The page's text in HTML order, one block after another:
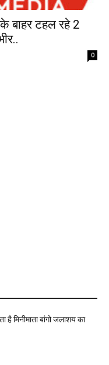
बाहर टहल रहे 2
0
है मिनीमाता बांगो जलाशय का